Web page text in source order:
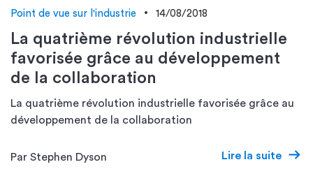
Point de vue sur l'industrie 14/08/2018
La quatrième révolution industrielle
favorisée grâce au développement
de la collaboration
La quatrième révolution industrielle favorisée grâce au
développement de la collaboration
Par Stephen Dyson Lire la suite